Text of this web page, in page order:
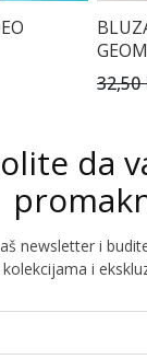
32,50
da
newsletter i
i